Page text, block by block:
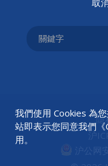
隱
沪
沪公网
我們使用 Cookies 為
站即表示您同意我們《
用。